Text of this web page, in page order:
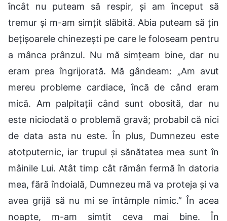
încât nu puteam să respir, și am început să
tremur și m-am simțit slăbită. Abia puteam să țin
bețișoarele chinezești pe care le foloseam pentru
a mânca prânzul. Nu mă simțeam bine, dar nu
eram prea îngrijorată. Mă gândeam: „Am avut
mereu probleme cardiace, încă de când eram
mică. Am palpitații când sunt obosită, dar nu
este niciodată o problemă gravă; probabil că nici
de data asta nu este. În plus, Dumnezeu este
atotputernic, iar trupul și sănătatea mea sunt în
mâinile Lui. Atât timp cât rămân fermă în datoria
mea, fără îndoială, Dumnezeu mă va proteja și va
avea grijă să nu mi se întâmple nimic.” În acea
noapte, m-am simțit ceva mai bine. În